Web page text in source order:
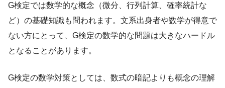
G検定では数学的な概念（微分、行列計算、確率統計な
ど）の基礎知識も問われます。文系出身者や数学が得意で
ない方にとって、G検定の数学的な問題は大きなハードル
となることがあります。
G検定の数学対策としては、数式の暗記よりも概念の理解